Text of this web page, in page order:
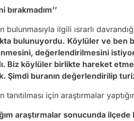
bırakmadım’’
bulunmasıyla ilgili ısrarlı
bulunuyordu. Köylüler ve ben
değerlendirilmesini
Biz köylüler birlikte hareket
Şimdi buranın değerlendirilip
tanıtılması için araştırmalar
araştırmalar sonucunda